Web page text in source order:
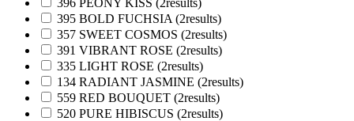
395 BOLD FUCHSIA (2results)
357 SWEET COSMOS (2results)
391 VIBRANT ROSE (2results)
335 LIGHT ROSE (2results)
134 RADIANT JASMINE (2results)
559 RED BOUQUET (2results)
520 PURE HIBISCUS (2results)